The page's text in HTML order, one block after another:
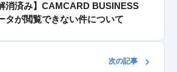
消済み】CAMCARD BUSINESS
タが閲覧できない件について
次の記事